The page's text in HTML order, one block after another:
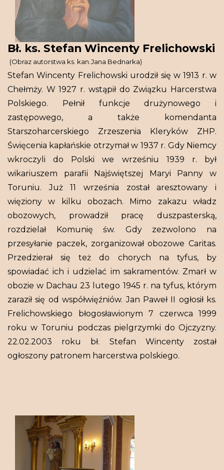
Bł. ks. Stefan Wincenty Frelichowski
(Obraz autorstwa ks. kan.Jana Bednarka)
Stefan Wincenty Frelichowski urodził się w 1913 r. w
Chełmży. W 1927 r. wstąpił do Związku Harcerstwa
Polskiego. Pełnił funkcje drużynowego i
zastępowego, a także komendanta
Starszoharcerskiego Zrzeszenia Kleryków ZHP.
Święcenia kapłańskie otrzymał w 1937 r. Gdy Niemcy
wkroczyli do Polski we wrześniu 1939 r. był
wikariuszem parafii Najświętszej Maryi Panny w
Toruniu. Już 11 września został aresztowany i
więziony w kilku obozach. Mimo zakazu władz
obozowych, prowadził pracę duszpasterską,
rozdzielał Komunię św. Gdy zezwolono na
przesyłanie paczek, zorganizował obozowe Caritas.
Przedzierał się też do chorych na tyfus, by
spowiadać ich i udzielać im sakramentów. Zmarł w
obozie w Dachau 23 lutego 1945 r. na tyfus, którym
zaraził się od współwięźniów. Jan Paweł II ogłosił ks.
Frelichowskiego błogosławionym 7 czerwca 1999
roku w Toruniu podczas pielgrzymki do Ojczyzny.
22.02.2003 roku bł. Stefan Wincenty został
ogłoszony patronem harcerstwa polskiego.